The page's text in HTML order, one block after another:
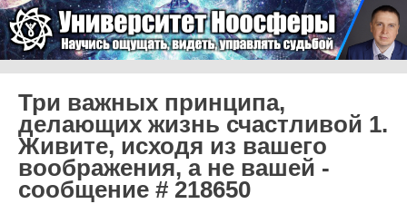
Университет Ноосферы
Три важных принципа,
делающих жизнь счастливой 1.
Живите, исходя из вашего
воображения, а не вашей -
сообщение # 218650